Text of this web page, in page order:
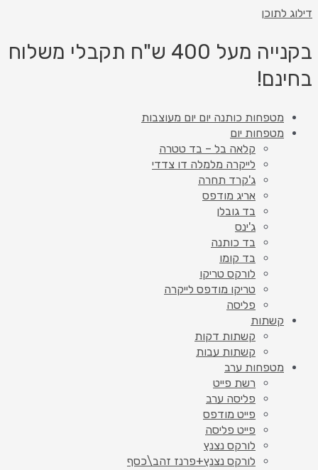
דילוג לתוכן
בקנייה מעל 400 ש"ח תקבלי משלוח
בחינם!
מטפחות כותנה יום יום מעוצבות
מטפחות יום
קלאה בל – בד טטרה
לייקרה מלמלה דו צדדי
ג'קרד תחרה
אריג מודפס
בד גובלן
ג'ינס
בד כותנה
בד קומו
לורקס טריקו
טריקו מודפס לייקרה
פליסה
קשתות
קשתות דקות
קשתות עבות
מטפחות ערב
רשת פייט
פליסה ערב
פייט מודפס
פייט פליסה
לורקס נצנץ
לורקס נצנץ+פרנז זהב\כסף